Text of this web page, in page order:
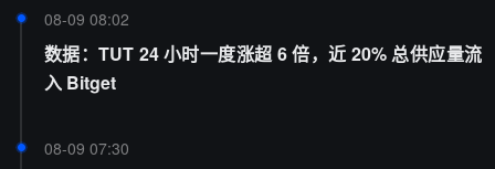
08-09 08:02
数据：TUT 24 小时一度涨超 6 倍，近 20% 总供应量流
入 Bitget
08-09 07:30